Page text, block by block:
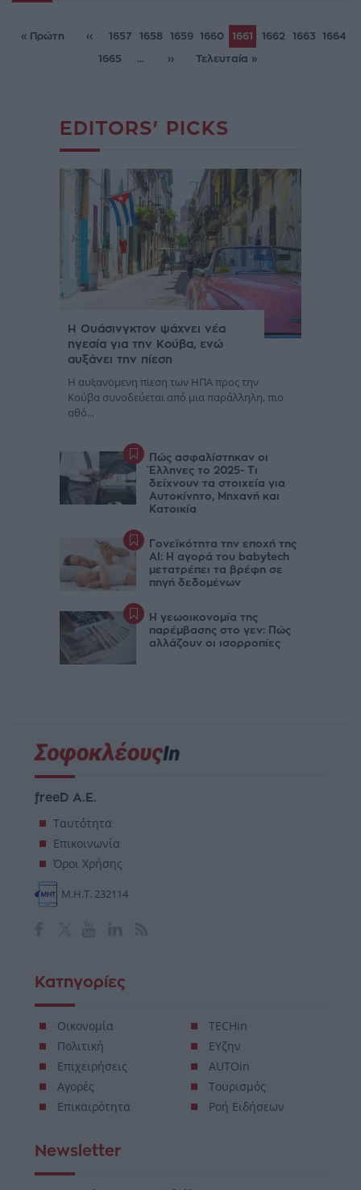
« Πρώτη ‹‹ 1657 1658 1659 1660 1661 1662 1663 1664
1665 ... ›› Τελευταία »
EDITORS' PICKS
Η Ουάσινγκτον ψάχνει νέα
ηγεσία για την Κούβα, ενώ
αυξάνει την πίεση
Η αυξανόμενη πίεση των ΗΠΑ προς την
Κούβα συνοδεύεται από μια παράλληλη, πιο
αθό...
Πώς ασφαλίστηκαν οι
Έλληνες το 2025- Τι
δείχνουν τα στοιχεία για
Αυτοκίνητο, Μηχανή και
Κατοικία
Γονεϊκότητα την εποχή της
AI: Η αγορά του babytech
μετατρέπει τα βρέφη σε
πηγή δεδομένων
Η γεωοικονομία της
παρέμβασης στο γεν: Πώς
αλλάζουν οι ισορροπίες
freeD Α.Ε.
Ταυτότητα
Επικοινωνία
Όροι Χρήσης
Μ.Η.Τ. 232114
Κατηγορίες
Οικονομία
Πολιτική
Επιχειρήσεις
Αγορές
Επικαιρότητα
TECHin
ΕΥζην
AUTOin
Τουρισμός
Ροή Ειδήσεων
Newsletter